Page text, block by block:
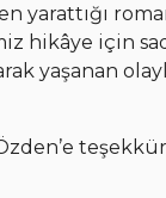
yarattığı
için
yaşanan